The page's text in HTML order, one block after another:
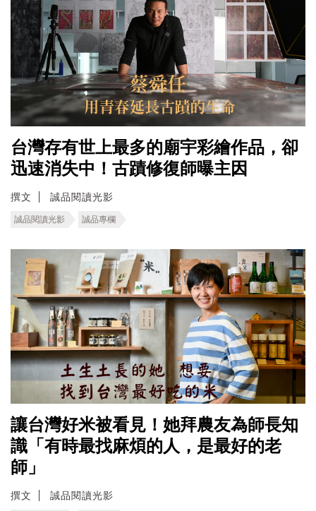
台灣存有世上最多的廟宇彩繪作品，卻
迅速消失中！古蹟修復師曝主因
撰文 誠品閱讀光影
誠品閱讀光影 誠品專欄
讓台灣好米被看見！她拜農友為師長知
識「有時最找麻煩的人，是最好的老
師」
撰文 誠品閱讀光影